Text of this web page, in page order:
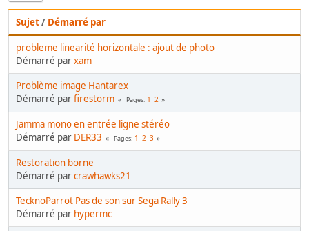
Sujet/ Démarré par
probleme linearité horizontale : ajout de photo
Démarré parxam
Problème image Hantarex
Démarré parfirestorm Pages 1 2
Jamma mono en entrée ligne stéréo
Démarré par DER33 Pages 1 2 3
Restoration borne
Démarré parcrawhawks21
TecknoParrot Pas de son sur Sega Rally 3
Démarré par hypermc